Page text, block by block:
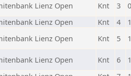
Lienz Open Knt 3
Lienz Open Knt 4
Lienz Open Knt 5
Lienz Open Knt 6